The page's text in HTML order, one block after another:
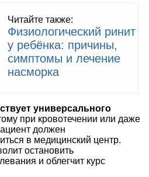
Читайте также:
Физиологический ринит
у ребёнка: причины,
симптомы и лечение
насморка
универсального
при кровотечении или даже
должен
в медицинский центр.
остановить
и облегчит курс